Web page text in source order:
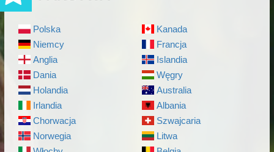
Polska
Niemcy
Anglia
Dania
Holandia
Irlandia
Chorwacja
Norwegia
Kanada
Francja
Islandia
Węgry
Australia
Albania
Szwajcaria
Litwa